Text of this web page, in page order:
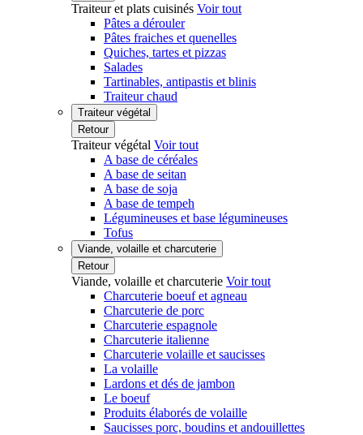
Traiteur et plats cuisinés Voir tout
Pâtes a dérouler
Pâtes fraiches et quenelles
Quiches, tartes et pizzas
Salades
Tartinables, antipastis et blinis
Traiteur chaud
Traiteur végétal
Retour
Traiteur végétal Voir tout
A base de céréales
A base de seitan
A base de soja
A base de tempeh
Légumineuses et base légumineuses
Tofus
Viande, volaille et charcuterie
Retour
Viande, volaille et charcuterie Voir tout
Charcuterie boeuf et agneau
Charcuterie de porc
Charcuterie espagnole
Charcuterie italienne
Charcuterie volaille et saucisses
La volaille
Lardons et dés de jambon
Le boeuf
Produits élaborés de volaille
Saucisses porc, boudins et andouillettes